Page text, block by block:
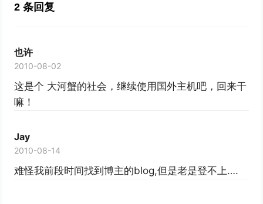
2 条回复
也许
2010-08-02
这是个 大河蟹的社会，继续使用国外主机吧，回来干
嘛！
Jay
2010-08-14
难怪我前段时间找到博主的blog,但是老是登不上….